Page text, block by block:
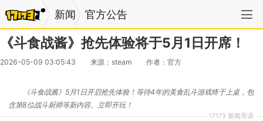
新闻 官方公告
《斗食战酱》抢先体验将于5月1日开席！
2026-05-09 03:05:43 来源：steam 作者：官方
17173 新闻导语
《斗食战酱》5月1日开启抢先体验！等待4年的美食乱斗游戏终于上桌，包
含第8位战斗厨师等新内容。立即开玩！